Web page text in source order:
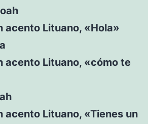
acento Lituano, «Hola»
acento Lituano, «cómo te
acento Lituano, «Tienes un